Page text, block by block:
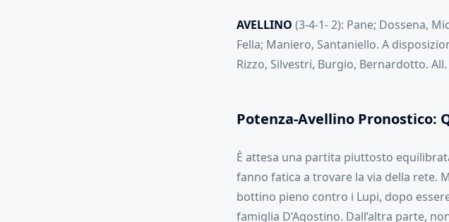
AVELLINO (3-4-1- 2): Pane; Dossena,
Fella; Maniero, Santaniello. A
Rizzo, Silvestri, Burgio, Bernardotto.
Potenza-Avellino Pronostico:
È attesa una partita piuttosto
fanno fatica a trovare la via della rete.
bottino pieno contro i Lupi, dopo
famiglia D’Agostino. Dall’altra parte,